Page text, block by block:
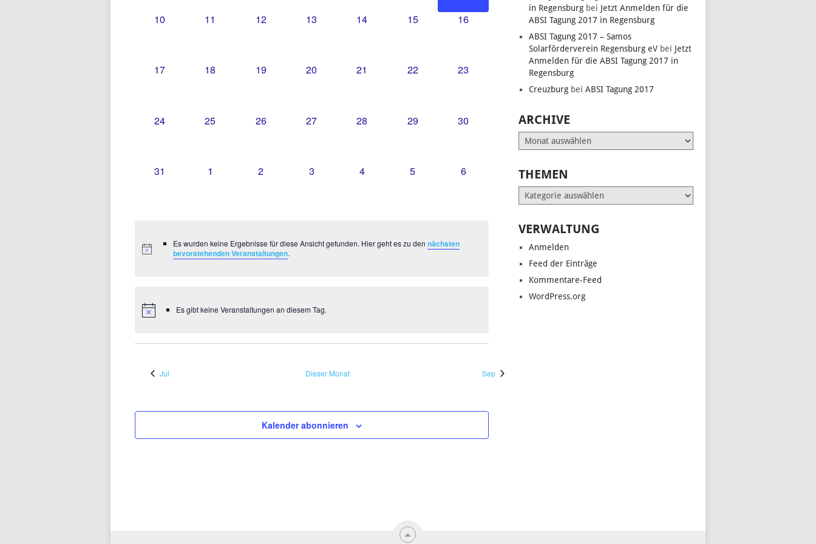
0
10
0
11
0
12
0
13
0
14
0
15
0
VERANSTALTUNGEN,
16
0
17
0
18
0
19
0
20
0
21
0
22
0
VERANSTALTUNGEN,
23
0
24
0
25
0
26
0
27
0
28
0
29
0
VERANSTALTUNGEN,
30
0
31
0
1
0
2
0
3
0
4
0
5
0
VERANSTALTUNGEN,
6
Es wurden keine Ergebnisse für diese Ansicht gefunden. Hier geht es zu dennächsten
bevorstehenden Veranstaltungen.
Es gibt keine Veranstaltungen an diesem Tag.
Jul Dieser Monat Sep
Kalender abonnieren
in Regensburg bei Jetzt Anmelden für die
ABSI Tagung 2017 in Regensburg
ABSI Tagung 2017 – Samos
Solarförderverein Regensburg eV bei Jetzt
Anmelden für die ABSI Tagung 2017 in
Regensburg
Creuzburg beiABSI Tagung 2017
ARCHIVE
Archive
THEMEN
Themen
VERWALTUNG
Anmelden
Feed der Einträge
Kommentare-Feed
WordPress.org